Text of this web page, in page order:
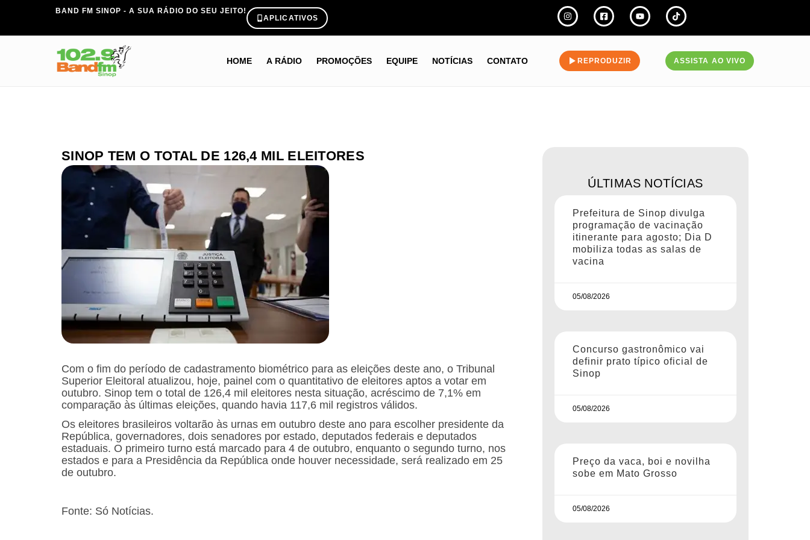
BAND FM SINOP - A SUA RÁDIO DO SEU JEITO!
APLICATIVOS
HOME A RÁDIO PROMOÇÕES EQUIPE NOTÍCIAS CONTATO REPRODUZIR ASSISTA AO VIVO
SINOP TEM O TOTAL DE 126,4 MIL ELEITORES
Com o fim do período de cadastramento biométrico para as eleições deste ano, o Tribunal
Superior Eleitoral atualizou, hoje, painel com o quantitativo de eleitores aptos a votar em
outubro. Sinop tem o total de 126,4 mil eleitores nesta situação, acréscimo de 7,1% em
comparação às últimas eleições, quando havia 117,6 mil registros válidos.
Os eleitores brasileiros voltarão às urnas em outubro deste ano para escolher presidente da
República, governadores, dois senadores por estado, deputados federais e deputados
estaduais. O primeiro turno está marcado para 4 de outubro, enquanto o segundo turno, nos
estados e para a Presidência da República onde houver necessidade, será realizado em 25
de outubro.
Fonte: Só Notícias.
ÚLTIMAS NOTÍCIAS
Prefeitura de Sinop divulga
programação de vacinação
itinerante para agosto; Dia D
mobiliza todas as salas de
vacina
05/08/2026
Concurso gastronômico vai
definir prato típico oficial de
Sinop
05/08/2026
Preço da vaca, boi e novilha
sobe em Mato Grosso
05/08/2026